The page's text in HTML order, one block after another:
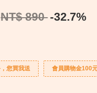
NT$ 890 -32.7%
您買我送 會員購物金100